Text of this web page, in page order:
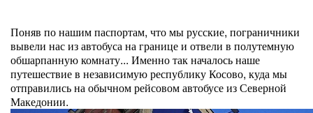
Поняв по нашим паспортам, что мы русские, пограничники
вывели нас из автобуса на границе и отвели в полутемную
обшарпанную комнату... Именно так началось наше
путешествие в независимую республику Косово, куда мы
отправились на обычном рейсовом автобусе из Северной
Македонии.